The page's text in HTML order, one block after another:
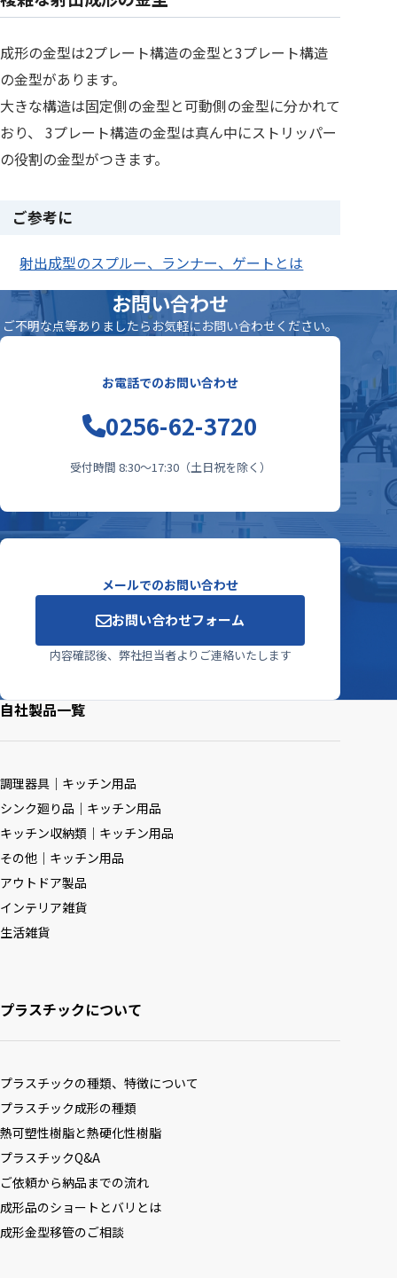
成形の金型は2プレート構造の金型と3プレート構造
の金型があります。
大きな構造は固定側の金型と可動側の金型に分かれて
おり、 3プレート構造の金型は真ん中にストリッパー
の役割の金型がつきます。
ご参考に
射出成型のスプルー、ランナー、ゲートとは
お問い合わせ
ご不明な点等ありましたらお気軽にお問い合わせください。
お電話でのお問い合わせ
0256-62-3720
受付時間 8:30〜17:30（土日祝を除く）
メールでのお問い合わせ
お問い合わせフォーム
内容確認後、弊社担当者よりご連絡いたします
自社製品一覧
調理器具｜キッチン用品
シンク廻り品｜キッチン用品
キッチン収納類｜キッチン用品
その他｜キッチン用品
アウトドア製品
インテリア雑貨
生活雑貨
プラスチックについて
プラスチックの種類、特徴について
プラスチック成形の種類
熱可塑性樹脂と熱硬化性樹脂
プラスチックQ&A
ご依頼から納品までの流れ
成形品のショートとバリとは
成形金型移管のご相談